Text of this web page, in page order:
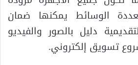
الوسائط يمكنها ضمان
دليل بالصور والفيديو
تسويق إلكتروني.